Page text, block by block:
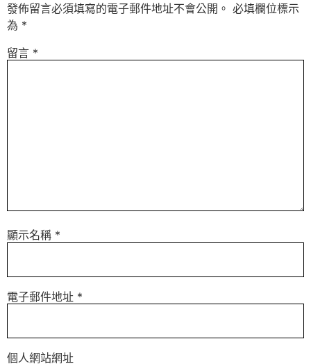
發佈留言必須填寫的電子郵件地址不會公開。 必填欄位標示
為 *
留言 *
顯示名稱 *
電子郵件地址 *
個人網站網址